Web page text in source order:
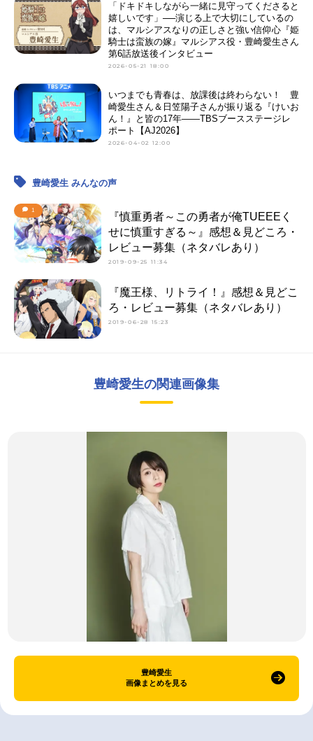
「ドキドキしながら一緒に見守ってくださると
嬉しいです」──演じる上で大切にしているの
は、マルシアスなりの正しさと強い信仰心『姫
騎士は蛮族の嫁』マルシアス役・豊崎愛生さん
第6話放送後インタビュー
2026-05-21 18:00
いつまでも青春は、放課後は終わらない！ 豊
崎愛生さん＆日笠陽子さんが振り返る『けいお
ん！』と皆の17年——TBSブースステージレ
ポート【AJ2026】
2026-04-02 12:00
豊崎愛生 みんなの声
1
『慎重勇者～この勇者が俺TUEEEく
せに慎重すぎる～』感想＆見どころ・
レビュー募集（ネタバレあり）
2019-09-25 11:34
『魔王様、リトライ！』感想＆見どこ
ろ・レビュー募集（ネタバレあり）
2019-06-28 15:23
豊崎愛生の関連画像集
豊崎愛生
画像まとめを見る